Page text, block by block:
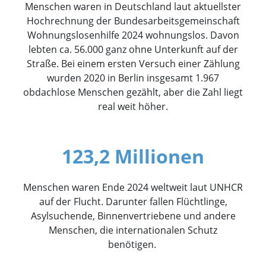
Menschen waren in Deutschland laut aktuellster
Hochrechnung der Bundesarbeitsgemeinschaft
Wohnungslosenhilfe 2024 wohnungslos. Davon
lebten ca. 56.000 ganz ohne Unterkunft auf der
Straße. Bei einem ersten Versuch einer Zählung
wurden 2020 in Berlin insgesamt 1.967
obdachlose Menschen gezählt, aber die Zahl liegt
real weit höher.
123,2 Millionen
Menschen waren Ende 2024 weltweit laut UNHCR
auf der Flucht. Darunter fallen Flüchtlinge,
Asylsuchende, Binnenvertriebene und andere
Menschen, die internationalen Schutz
benötigen.